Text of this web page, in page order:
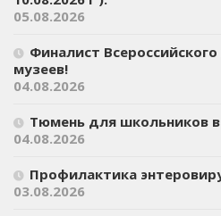
05.08.2026
Финалист
музеев!
04.08.2026
Тюмень для школьников в
04.08.2026
Профилактика
03.08.2026